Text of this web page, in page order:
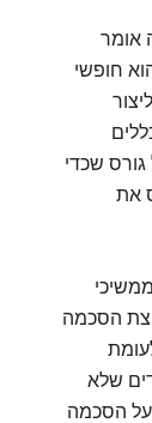
אומר
חופשי
שכדי
את
הסכמה
שלא
על הסכמה